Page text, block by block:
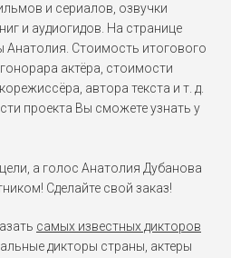
Джонс
Карибского моря:
мертвеца (2006)
Уайт
«Рояль» (2006)
Шкипер
(2005)
и сериалов, озвучки
и аудиогидов. На странице
Анатолия. Стоимость итогового
актёра, стоимости
автора текста и т. д.
проекта Вы сможете узнать у
а голос Анатолия Дубанова
Сделайте свой заказ!
самых известных дикторов
дикторы страны, актеры